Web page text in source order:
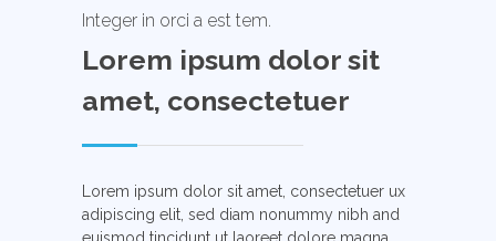
Integer in orci a est tem.
Lorem ipsum dolor sit
amet, consectetuer
Lorem ipsum dolor sit amet, consectetuer ux
adipiscing elit, sed diam nonummy nibh and